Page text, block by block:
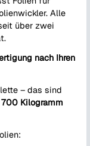
Alle
über zwei
nach Ihren
– das sind
Kilogramm